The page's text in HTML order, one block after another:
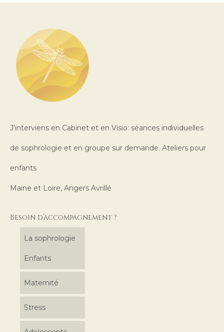
J’interviens en Cabinet et en Visio: séances individuelles
de sophrologie et en groupe sur demande. Ateliers pour
enfants
Maine et Loire, Angers Avrillé
Besoin d’accompagnement ?
La sophrologie
Enfants
Maternité
Stress